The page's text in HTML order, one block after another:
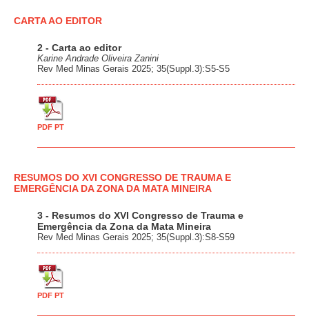
CARTA AO EDITOR
2 - Carta ao editor
Karine Andrade Oliveira Zanini
Rev Med Minas Gerais 2025; 35(Suppl.3):S5-S5
PDF PT
RESUMOS DO XVI CONGRESSO DE TRAUMA E
EMERGÊNCIA DA ZONA DA MATA MINEIRA
3 - Resumos do XVI Congresso de Trauma e
Emergência da Zona da Mata Mineira
Rev Med Minas Gerais 2025; 35(Suppl.3):S8-S59
PDF PT